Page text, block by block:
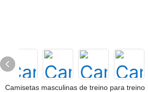
Camisetas masculinas de treino para treino